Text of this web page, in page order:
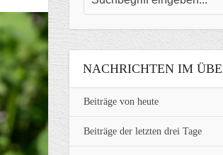
NACHRICHTEN IM
Beiträge von heute
Beiträge der letzten drei Tage